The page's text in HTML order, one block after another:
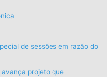
de sessões em razão do
avança projeto que